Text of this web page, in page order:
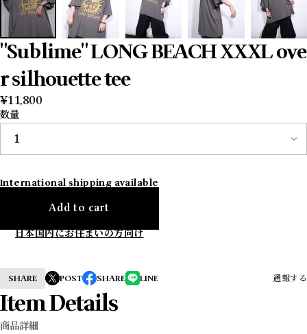
"Sublime" LONG BEACH XXXL ove
r silhouette tee
¥11,800
数量
International shipping available
Add to cart
日本国内にお住まいの方向け
SHARE POST SHARE LINE 通報する
Item Details
商品詳細